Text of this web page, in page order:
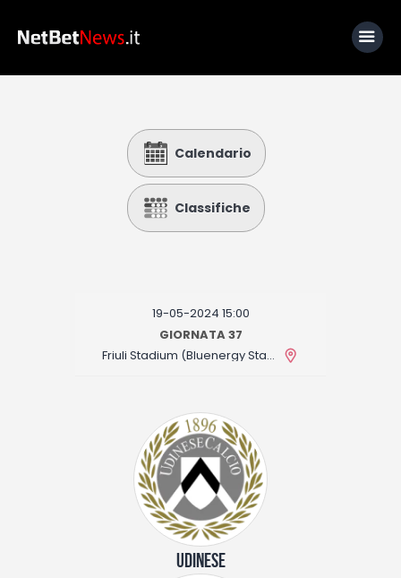
Calcio
Basket
Fantacalcio
I consigli di Giulia
Calendario
Classifiche
19-05-2024 15:00
GIORNATA 37
Friuli Stadium (Bluenergy Stadium)
UDINESE